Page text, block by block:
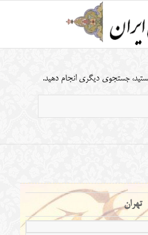
جستجوی دیگری انجام دهید.
تهران